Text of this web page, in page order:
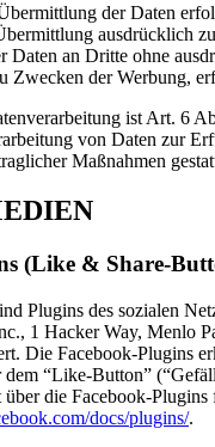
der Daten
ausdrücklich
Daten an Dritte ohne
Zwecken der Werbung,
ist Art. 6
von Daten zur
Maßnahmen
(Like & Share-
Plugins des sozialen
1 Hacker Way, Menlo
Die Facebook-Plugins
“Like-Button”
die Facebook-Plugins
docs/plugins/.